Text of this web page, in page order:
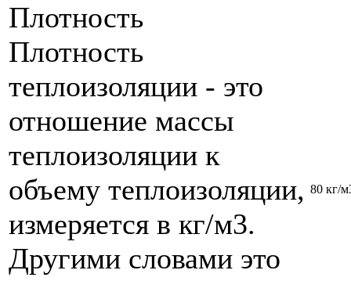
Плотность
Плотность
теплоизоляции - это
отношение массы
теплоизоляции к
объему теплоизоляции,
измеряется в кг/м3.
Другими словами это
80 кг/